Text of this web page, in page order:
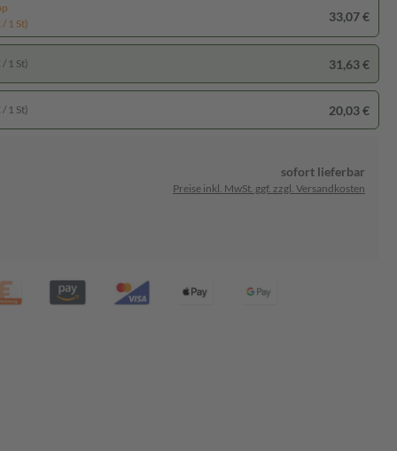
1 St)
33,07 €
1 St) 31,63 €
1 St) 20,03 €
sofort lieferbar
Preise inkl. MwSt. ggf. zzgl. Versandkosten